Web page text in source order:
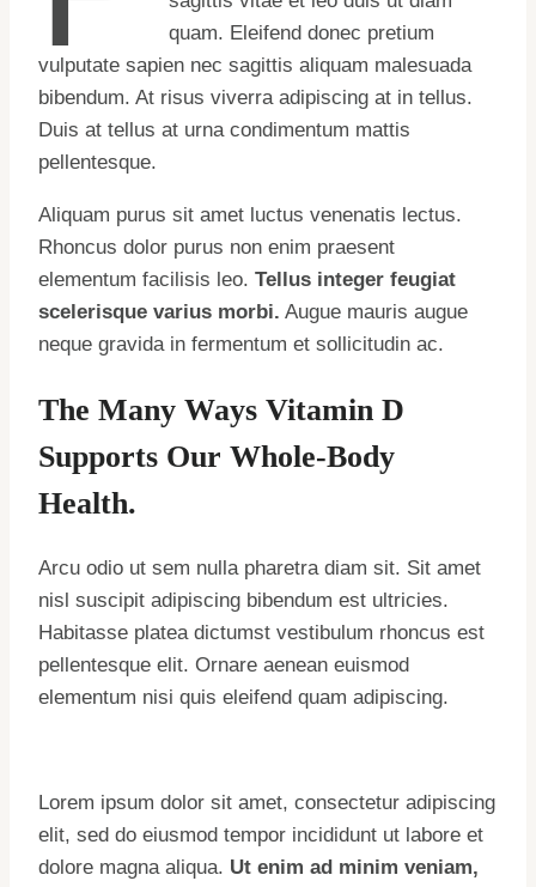
quam. Eleifend donec pretium
vulputate sapien nec sagittis aliquam malesuada
bibendum. At risus viverra adipiscing at in tellus.
Duis at tellus at urna condimentum mattis
pellentesque.
Aliquam purus sit amet luctus venenatis lectus.
Rhoncus dolor purus non enim praesent
elementum facilisis leo. Tellus integer feugiat
scelerisque varius morbi. Augue mauris augue
neque gravida in fermentum et sollicitudin ac.
The Many Ways Vitamin D
Supports Our Whole-Body
Health.
Arcu odio ut sem nulla pharetra diam sit. Sit amet
nisl suscipit adipiscing bibendum est ultricies.
Habitasse platea dictumst vestibulum rhoncus est
pellentesque elit. Ornare aenean euismod
elementum nisi quis eleifend quam adipiscing.
Lorem ipsum dolor sit amet, consectetur adipiscing
elit, sed do eiusmod tempor incididunt ut labore et
dolore magna aliqua. Ut enim ad minim veniam,